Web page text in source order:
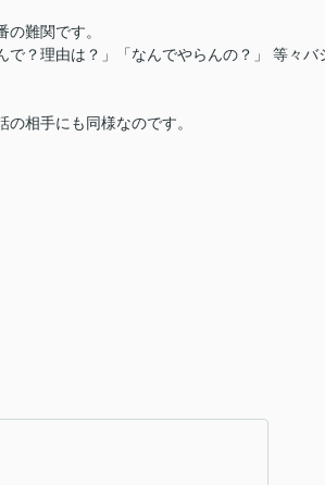
難関です。
？理由は？」「なんでやらんの？」 等々バ
相手にも同様なのです。